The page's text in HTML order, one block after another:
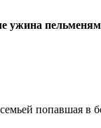
попавшая